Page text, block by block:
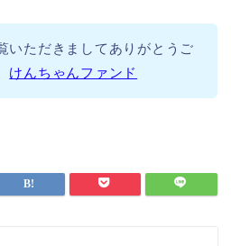
いただきましてありがとうご
けんちゃんファンド